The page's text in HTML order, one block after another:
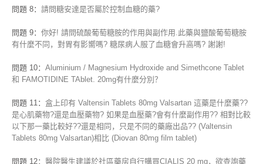
問題 8： 請問糖安達是否屬於控制血糖的藥?
問題 9： 你好! 請問硫酸葡萄糖胺的作用與副作用.此藥與鹽酸葡萄糖胺
有什麼不同，對胃有影嚮嗎? 糖尿病人服了血糖會升高嗎? 謝謝!
問題 10： Aluminium / Magnesium Hydroxide and Simethcone Tablet
和 FAMOTIDINE TAblet. 20mg有什麼分別？
問題 11： 盒上印有 Valtensin Tablets 80mg Valsartan 這藥是什麼藥??
是心肌藥物?還是血壓藥物? 如果是血壓藥?會有什麼副作用?? 相對比較
以下那一藥比較好??還是相同，只是不同的藥廠出品?? (Valtensin
Tablets 80mg Valsartan)相比 (Diovan 80mg film tablet)
問題 12： 醫院醫生建議於社區藥房自行購買CIALIS 20 mg，欲查詢藥